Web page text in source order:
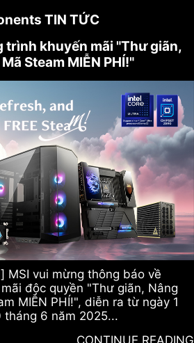
TIN TỨC
trình khuyến mãi "Thư giãn,
Steam MIỄN PHÍ!"
MSI vui mừng thông báo về
độc quyền "Thư giãn, Nâng
MIỄN PHÍ!", diễn ra từ ngày 1
6 năm 2025...